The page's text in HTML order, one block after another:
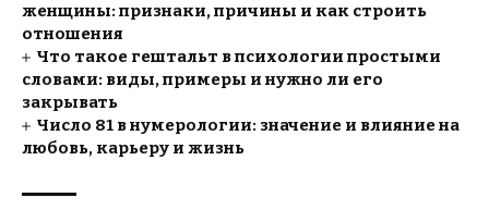
женщины: признаки, причины и как строить
отношения
Что такое гештальт в психологии простыми
словами: виды, примеры и нужно ли его
закрывать
Число 81 в нумерологии: значение и влияние на
любовь, карьеру и жизнь